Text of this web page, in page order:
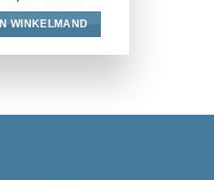
IN WINKELMAND